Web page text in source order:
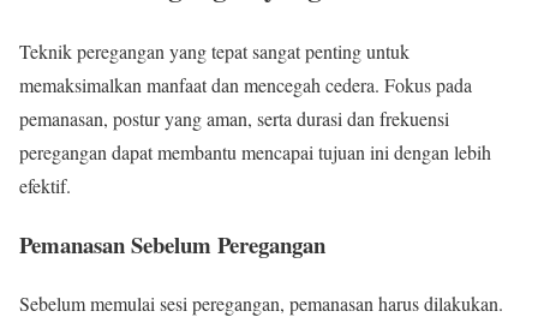
Teknik peregangan yang tepat sangat penting untuk
memaksimalkan manfaat dan mencegah cedera. Fokus pada
pemanasan, postur yang aman, serta durasi dan frekuensi
peregangan dapat membantu mencapai tujuan ini dengan lebih
efektif.
Pemanasan Sebelum Peregangan
Sebelum memulai sesi peregangan, pemanasan harus dilakukan.